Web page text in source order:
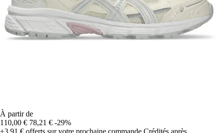
À partir de
110,00 € 78,21 € -29%
+3,91 € offerts sur votre prochaine commande Crédités après